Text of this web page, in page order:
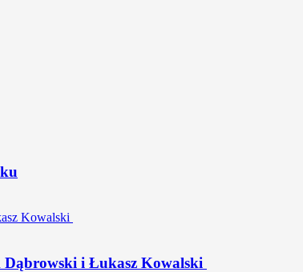
i Łukasz Kowalski